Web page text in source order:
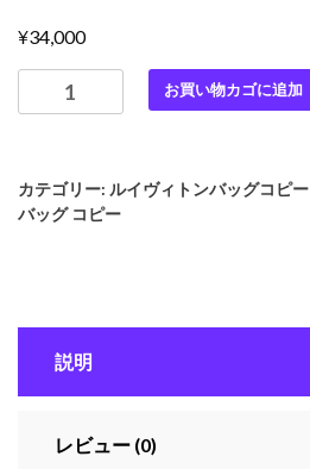
¥34,000
高
イ
ヴ
パ
お買い物カゴに追加
カテゴリー: ルイヴィトンバッグコピー
バッグ コピー
説明
レビュー (0)